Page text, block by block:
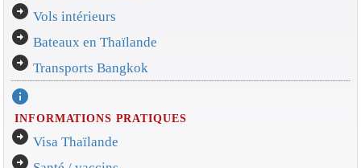
arrow_circle_right Vols intérieurs
arrow_circle_right Bateaux en Thaïlande
arrow_circle_right Transports Bangkok
info
INFORMATIONS PRATIQUES
arrow_circle_right Visa Thaïlande
arrow_circle_right